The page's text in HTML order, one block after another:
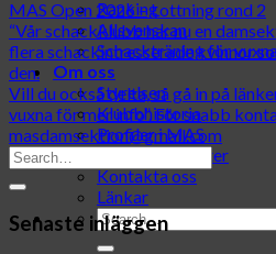
Ranking
Allsvenskan
Schackträning för
Om oss
Styrelsen
Klubbhistoria
Profiler i MAS
Medlemsavgifter
Kontakta oss
Länkar
MAS Open 2026 – Lottning rond 2
“Vår schackklubb har nu en
flera schackintresserade kvinnor
den.
Vill du också delta, så gå in på
vuxna för mer info”. För snabb
masdamsektion@gmail.com
Senaste inläggen